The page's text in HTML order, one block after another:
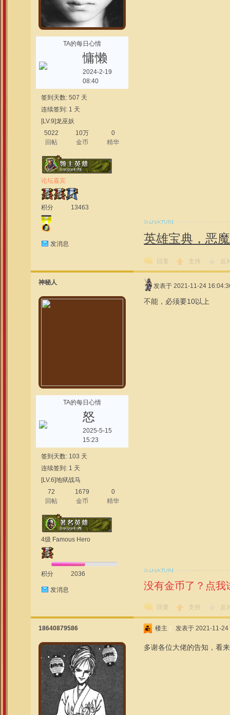
TA的每日心情
慵懒
2024-2-19
08:40
签到天数: 507 天
连续签到: 1 天
[LV.9]龙巫妖
5022
回帖
10万
金币
0
精华
论坛嘉宾
积分 13463
发消息 英雄宝典，恶
回复 支持 反
神秘人
TA的每日心情
怒
2025-5-15
15:23
签到天数: 103 天
连续签到: 1 天
[LV.6]地狱战马
72
回帖
1679
金币
0
精华
4级 Famous Hero
积分 2036
发消息
发表于 2021-11-24
不能，必须要10以上
没有金币了？点我
回复 支持 反
18640879586 楼主 发表于 2021-11-24
多谢各位大佬的告知，看